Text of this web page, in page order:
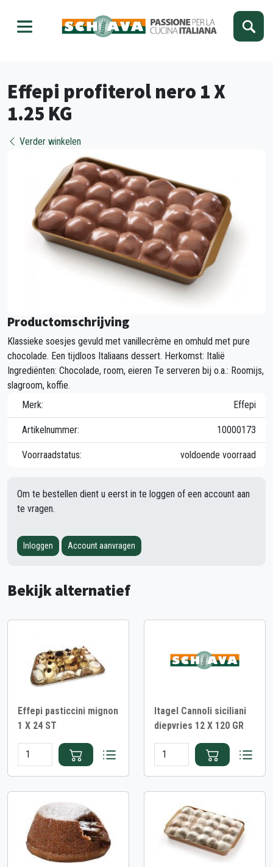
Effepi profiterol nero 1 X
1.25 KG
Verder winkelen
Productomschrijving
Klassieke soesjes gevuld met vanillecrème en omhuld met pure
chocolade. Een tijdloos Italiaans dessert. Herkomst: Italië
Ingrediënten: Chocolade, room, eieren Te serveren bij o.a.: Roomijs,
slagroom, koffie.
Merk:
Effepi
Artikelnummer: 10000173
Voorraadstatus: voldoende voorraad
Om te bestellen dient u eerst in te loggen of een account aan
te vragen.
Inloggen Account aanvragen
Bekijk alternatief
Effepi pasticcini mignon
1 X 24 ST
Itagel Cannoli siciliani
diepvries 12 X 120 GR